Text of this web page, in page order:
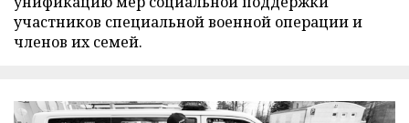
участников специальной военной операции и
членов их семей.